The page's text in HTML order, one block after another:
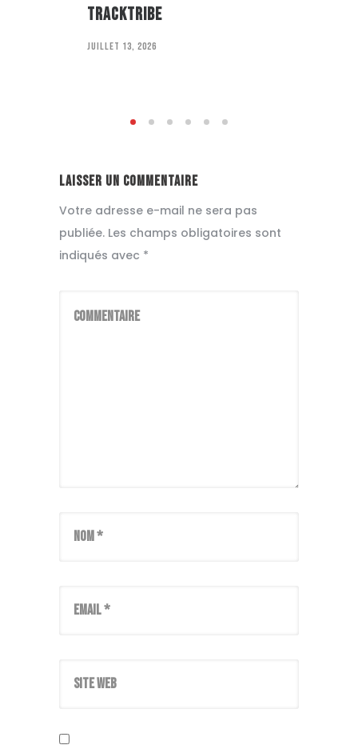
TRACKTRIBE
juillet 13, 2026
Laisser un commentaire
Votre adresse e-mail ne sera pas
publiée. Les champs obligatoires sont
indiqués avec *
Commentaire
Nom *
Email *
Site web